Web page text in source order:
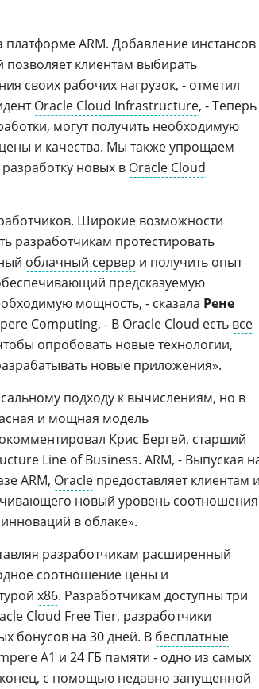
ARM. Добавление инстансов
клиентам выбирать
своих рабочих нагрузок, - отметил
Oracle Cloud Infrastructure, - Теперь
могут получить необходимую
и качества. Мы также упрощаем
новых в Oracle Cloud
Широкие возможности
разработчикам протестировать
облачный сервер и получить опыт
предсказуемую
мощность, - сказала Рене
Computing, - В Oracle Cloud есть все
опробовать новые технологии,
новые приложения».
подходу к вычислениям, но в
и мощная модель
Крис Бергей, старший
Line of Business. ARM, - Выпуская
ARM, Oracle предоставляет клиентам
новый уровень соотношения
в облаке».
разработчикам расширенный
соотношение цены и
x86. Разработчикам доступны три
Cloud Free Tier, разработчики
бонусов на 30 дней. В бесплатные
A1 и 24 ГБ памяти - одно из самых
с помощью недавно запущенной